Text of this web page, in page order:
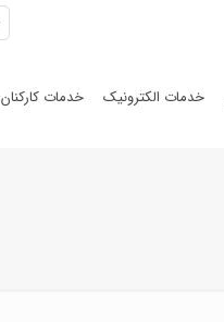
خدمات الکترونیک خدمات کارکنان